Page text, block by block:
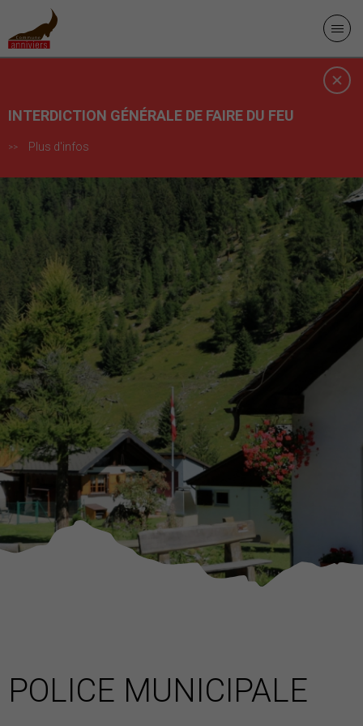
INTERDICTION GÉNÉRALE DE FAIRE DU FEU
Plus d'infos
POLICE MUNICIPALE